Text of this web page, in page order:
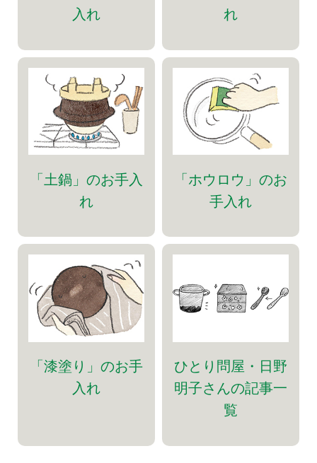
入れ
れ
「土鍋」のお手入
れ
「ホウロウ」のお
手入れ
「漆塗り」のお手
入れ
ひとり問屋・日野
明子さんの記事一
覧